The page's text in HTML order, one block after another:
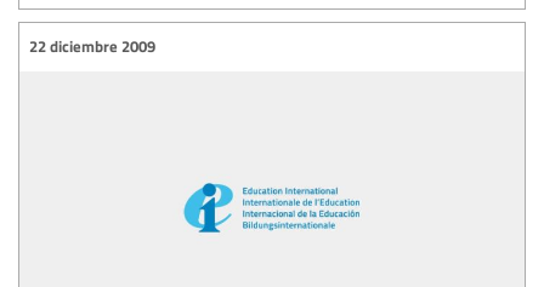
22 diciembre 2009